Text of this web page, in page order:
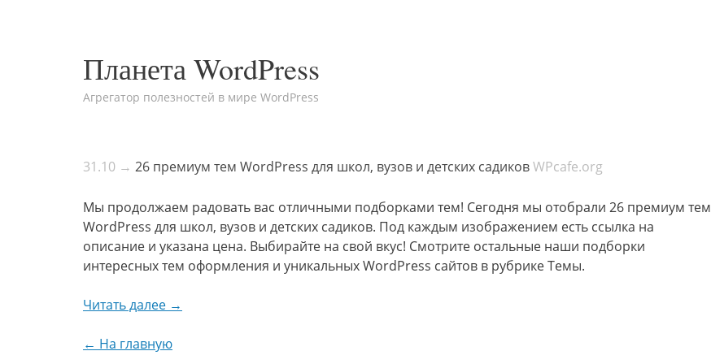
Планета WordPress
Агрегатор полезностей в мире WordPress
31.10 → 26 премиум тем WordPress для школ, вузов и детских садиковWPcafe.org
Мы продолжаем радовать вас отличными подборками тем! Сегодня мы отобрали 26 премиум тем
WordPress для школ, вузов и детских садиков. Под каждым изображением есть ссылка на
описание и указана цена. Выбирайте на свой вкус! Смотрите остальные наши подборки
интересных тем оформления и уникальных WordPress сайтов в рубрике Темы.
Читать далее →
← На главную